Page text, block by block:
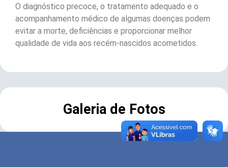
O diagnóstico precoce, o tratamento adequado e o
acompanhamento médico de algumas doenças podem
evitar a morte, deficiências e proporcionar melhor
qualidade de vida aos recém-nascidos acometidos.
Galeria de Fotos